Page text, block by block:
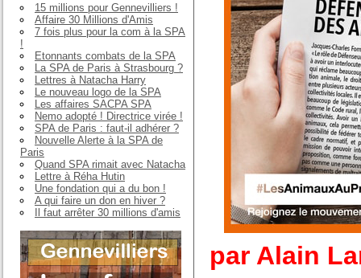
15 millions pour Gennevilliers !
Affaire 30 Millions d'Amis
7 fois plus pour la com à la SPA
!
Etonnants combats de la SPA
La SPA de Paris à Strasbourg ?
Lettres à Natacha Harry
Le nouveau logo de la SPA
Les affaires SACPA SPA
Nemo adopté ! Directrice virée !
SPA de Paris : faut-il adhérer ?
Nouvelle Alerte à la SPA de
Paris
Quand SPA rimait avec Natacha
Lettre à Réha Hutin
Une fondation qui a du bon !
A qui faire un don en hiver ?
Il faut arrêter 30 millions d'amis
par Alain